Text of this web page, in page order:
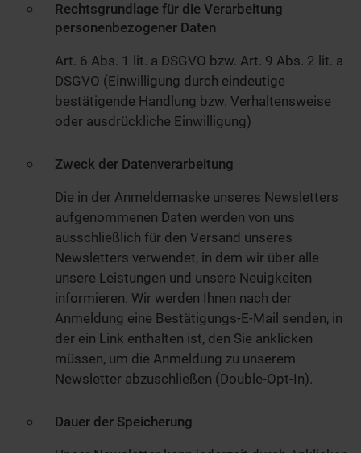
Rechtsgrundlage für die Verarbeitung
personenbezogener Daten
Art. 6 Abs. 1 lit. a DSGVO bzw. Art. 9 Abs. 2 lit. a
DSGVO (Einwilligung durch eindeutige
bestätigende Handlung bzw. Verhaltensweise
oder ausdrückliche Einwilligung)
Zweck der Datenverarbeitung
Die in der Anmeldemaske unseres Newsletters
aufgenommenen Daten werden von uns
ausschließlich für den Versand unseres
Newsletters verwendet, in dem wir über alle
unsere Leistungen und unsere Neuigkeiten
informieren. Wir werden Ihnen nach der
Anmeldung eine Bestätigungs-E-Mail senden, in
der ein Link enthalten ist, den Sie anklicken
müssen, um die Anmeldung zu unserem
Newsletter abzuschließen (Double-Opt-In).
Dauer der Speicherung